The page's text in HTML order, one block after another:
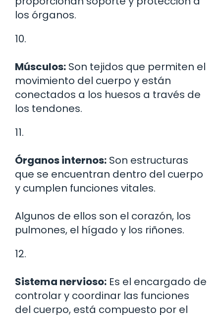
los órganos.
10.
Músculos: Son tejidos que permiten el
movimiento del cuerpo y están
conectados a los huesos a través de
los tendones.
11.
Órganos internos: Son estructuras
que se encuentran dentro del cuerpo
y cumplen funciones vitales.
Algunos de ellos son el corazón, los
pulmones, el hígado y los riñones.
12.
Sistema nervioso: Es el encargado de
controlar y coordinar las funciones
del cuerpo, está compuesto por el